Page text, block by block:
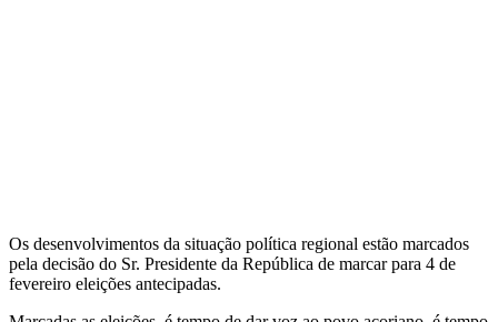
Os desenvolvimentos da situação política regional estão marcados
pela decisão do Sr. Presidente da República de marcar para 4 de
fevereiro eleições antecipadas.